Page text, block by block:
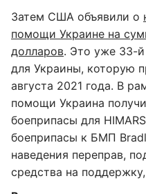
Затем США объявили о
помощи Украине на
долларов. Это уже 33-
для Украины, которую
августа 2021 года. В
помощи Украина
боеприпасы для
боеприпасы к БМП
наведения переправ,
средства на